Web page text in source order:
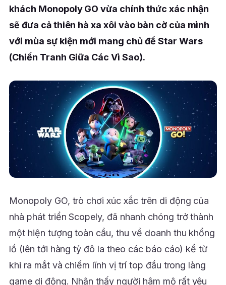
khách Monopoly GO vừa chính thức xác nhận
sẽ đưa cả thiên hà xa xôi vào bàn cờ của mình
với mùa sự kiện mới mang chủ đề Star Wars
(Chiến Tranh Giữa Các Vì Sao).
Monopoly GO, trò chơi xúc xắc trên di động của
nhà phát triển Scopely, đã nhanh chóng trở thành
một hiện tượng toàn cầu, thu về doanh thu khổng
lồ (lên tới hàng tỷ đô la theo các báo cáo) kể từ
khi ra mắt và chiếm lĩnh vị trí top đầu trong làng
game di động. Nhận thấy người hâm mộ rất yêu